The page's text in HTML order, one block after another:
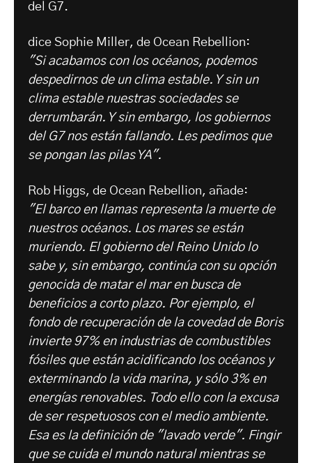
del G7.
dice Sophie Miller, de Ocean Rebellion:
"Si acabamos con los océanos, podemos
despedirnos de un clima estable. Y sin un
clima estable nuestras sociedades se
derrumbarán. Y sin embargo, los gobiernos
del G7 nos están fallando. Les pedimos que
se pongan las pilas YA".
Rob Higgs, de Ocean Rebellion, añade:
"El barco en llamas representa la muerte de
nuestros océanos. Los mares se están
muriendo. El gobierno del Reino Unido lo
sabe y, sin embargo, continúa con su opción
genocida de matar el mar en busca de
beneficios a corto plazo. Por ejemplo, el
fondo de recuperación de la covedad de Boris
invierte 97% en industrias de combustibles
fósiles que están acidificando los océanos y
exterminando la vida marina, y sólo 3% en
energías renovables. Todo ello con la excusa
de ser respetuosos con el medio ambiente.
Esa es la definición de "lavado verde". Fingir
que se cuida el mundo natural mientras se